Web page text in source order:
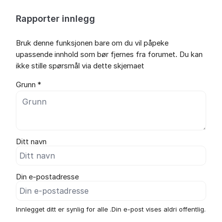
Rapporter innlegg
Bruk denne funksjonen bare om du vil påpeke
upassende innhold som bør fjernes fra forumet. Du kan
ikke stille spørsmål via dette skjemaet
Grunn *
Ditt navn
Din e-postadresse
Innlegget ditt er synlig for alle .Din e-post vises aldri offentlig.